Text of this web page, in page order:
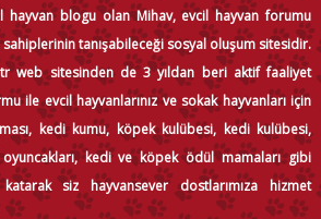
hayvan blogu olan Mihav, evcil hayvan forumu
sahiplerinin tanışabileceği sosyal oluşum sitesidir.
web sitesinden de 3 yıldan beri aktif faaliyet
ile evcil hayvanlarınız ve sokak hayvanları için
kedi kumu, köpek kulübesi, kedi kulübesi,
kedi ve köpek ödül mamaları gibi
siz hayvansever dostlarımıza hizmet